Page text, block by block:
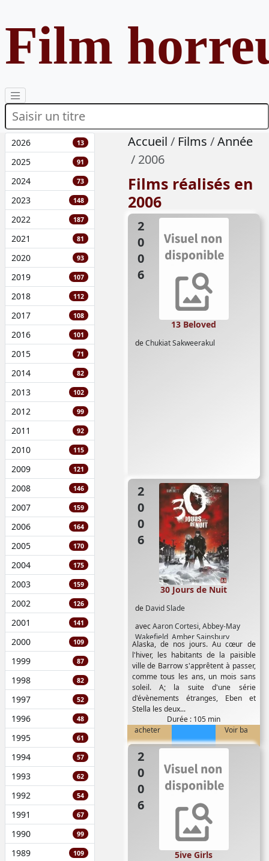
Film
2026 13
2025 91
2024 73
2023 148
2022 187
2021 81
2020 93
2019 107
2018 112
2017 108
2016 101
2015 71
2014 82
2013 102
2012 99
2011 92
2010 115
2009 121
2008 146
2007 159
2006 164
2005 170
2004 175
2003 159
2002 126
2001 141
2000 109
1999 87
1998 82
1997 52
1996 48
1995 61
1994 57
1993 62
1992 54
1991 67
1990 99
1989 109
Accueil Films
Année
2006
Films réalisés en
2006
2006
deChukiat Sakweerakul
13 Beloved
2006
de David Slade
avecAaron Cortesi,Abbey-May
Wakefield, Amber Sainsbury,
Andrew Stehlin ,Ben Foster ,Ben
Fransham ,Camille Keenan, Chic
Littlewood,Craig Hall,Danny
Huston ,Dayna Porter ,Elizabeth
Hawthorne
,Elizabeth McRae
Grant
Tilly,Jack Walley,Jacob Tomuri,
Jared Turner,Jarrod Martin
Allan Smith,Joe Dekkers-Reihana,
Joel Tobeck
John
Wraight,Josh Hartnett,Kate Butler,
Kate Elliott
Henderson,Manu Bennett
Boone Junior
Gillanders,Megan Franich,
Billington
Windle
Nathaniel Lees
Peter Feeney,Pua Magasiva
Rachel Maitland-Smith
Scott Taylor,Thomas
Newman,Tim McLachlan
30 Jours de Nuit
Alaska, de nos jours. Au cœur de
l'hiver, les habitants de la paisible
ville de Barrow s'apprêtent à passer,
comme tous les ans, un mois sans
soleil. A; la suite d'une série
d'évènements étranges, Eben et
Stella les deux...
Durée : 105 min
acheter
Voir ba
2006
5ive Girls